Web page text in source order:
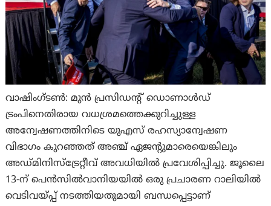
വാഷിംഗ്ടണ്‍: മുൻ പ്രസിഡൻ്റ് ഡൊണാൾഡ്
ട്രംപിനെതിരായ വധശ്രമത്തെക്കുറിച്ചുള്ള
അന്വേഷണത്തിനിടെ യുഎസ് രഹസ്യാന്വേഷണ
വിഭാഗം കുറഞ്ഞത് അഞ്ച് ഏജൻ്റുമാരെയെങ്കിലും
അഡ്മിനിസ്‌ട്രേറ്റീവ് അവധിയിൽ പ്രവേശിപ്പിച്ചു. ജൂലൈ
13-ന് പെൻസിൽവാനിയയിൽ ഒരു പ്രചാരണ റാലിയിൽ
വെടിവയ്പ്പ് നടത്തിയതുമായി ബന്ധപ്പെട്ടാണ്